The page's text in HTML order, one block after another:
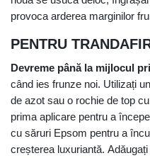
provoca arderea marginilor
PENTRU
Devreme până la mijlocul
când ies frunze noi. Utilizați
de azot sau o rochie de top
prima aplicare pentru a
cu săruri Epsom pentru a
creșterea luxuriantă.